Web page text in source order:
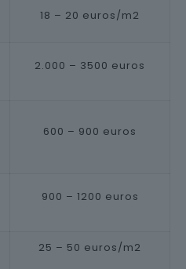
18 – 20 euros/m2
2.000 – 3500 euros
600 – 900 euros
900 – 1200 euros
25 – 50 euros/m2